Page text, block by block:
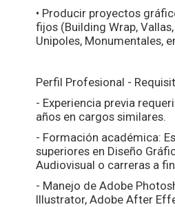
• Producir proyectos
fijos (Building Wrap,
Unipoles, Monumentales,
Perfil Profesional -
- Experiencia previa
años en cargos similares.
- Formación académica:
superiores en Diseño
Audiovisual o carreras a
- Manejo de Adobe
Illustrator, Adobe After